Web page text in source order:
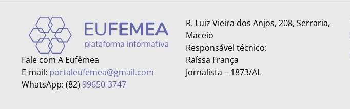
Fale com A Eufêmea
E-mail: portaleufemea@gmail.com
WhatsApp: (82) 99650-3747
R. Luiz Vieira dos Anjos, 208, Serraria,
Maceió
Responsável técnico:
Raíssa França
Jornalista – 1873/AL